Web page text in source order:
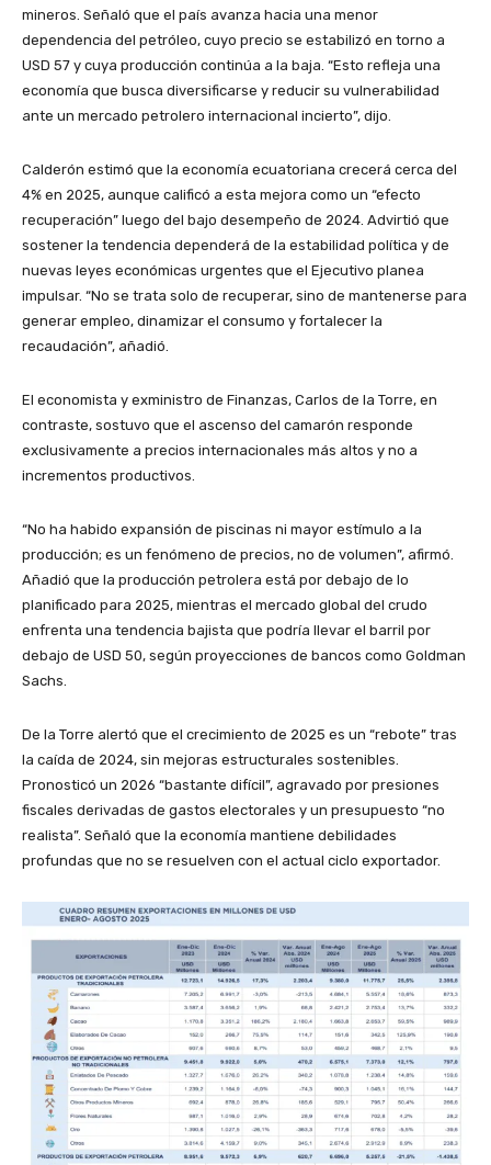
mineros. Señaló que el país avanza hacia una menor
dependencia del petróleo, cuyo precio se estabilizó en torno a
USD 57 y cuya producción continúa a la baja. “Esto refleja una
economía que busca diversificarse y reducir su vulnerabilidad
ante un mercado petrolero internacional incierto”, dijo.
Calderón estimó que la economía ecuatoriana crecerá cerca del
4% en 2025, aunque calificó a esta mejora como un “efecto
recuperación” luego del bajo desempeño de 2024. Advirtió que
sostener la tendencia dependerá de la estabilidad política y de
nuevas leyes económicas urgentes que el Ejecutivo planea
impulsar. “No se trata solo de recuperar, sino de mantenerse para
generar empleo, dinamizar el consumo y fortalecer la
recaudación”, añadió.
El economista y exministro de Finanzas, Carlos de la Torre, en
contraste, sostuvo que el ascenso del camarón responde
exclusivamente a precios internacionales más altos y no a
incrementos productivos.
“No ha habido expansión de piscinas ni mayor estímulo a la
producción; es un fenómeno de precios, no de volumen”, afirmó.
Añadió que la producción petrolera está por debajo de lo
planificado para 2025, mientras el mercado global del crudo
enfrenta una tendencia bajista que podría llevar el barril por
debajo de USD 50, según proyecciones de bancos como Goldman
Sachs.
De la Torre alertó que el crecimiento de 2025 es un “rebote” tras
la caída de 2024, sin mejoras estructurales sostenibles.
Pronosticó un 2026 “bastante difícil”, agravado por presiones
fiscales derivadas de gastos electorales y un presupuesto “no
realista”. Señaló que la economía mantiene debilidades
profundas que no se resuelven con el actual ciclo exportador.